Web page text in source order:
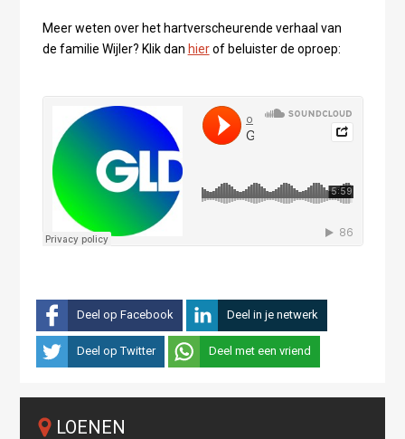
Meer weten over het hartverscheurende verhaal van
de familie Wijler? Klik dan hierof beluister de oproep:
Deel op Facebook Deel in je netwerk
Deel op Twitter Deel met een vriend
LOENEN